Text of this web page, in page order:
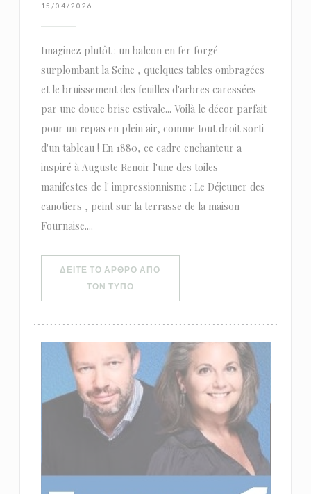
15/04/2026
Imaginez plutôt : un balcon en fer forgé
surplombant la Seine , quelques tables ombragées
et le bruissement des feuilles d'arbres caressées
par une douce brise estivale... Voilà le décor parfait
pour un repas en plein air, comme tout droit sorti
d'un tableau ! En 1880, ce cadre enchanteur a
inspiré à Auguste Renoir l'une des toiles
manifestes de l' impressionnisme : Le Déjeuner des
canotiers , peint sur la terrasse de la maison
Fournaise....
ΔΕΊΤΕ ΤΟ ΆΡΘΡΟ ΑΠΌ
ΤΟΝ ΤΎΠΟ((ΑΝΟΊΓΕΙ ΣΕ ΝΈΟ ΠΑΡΆΘΥΡΟ))